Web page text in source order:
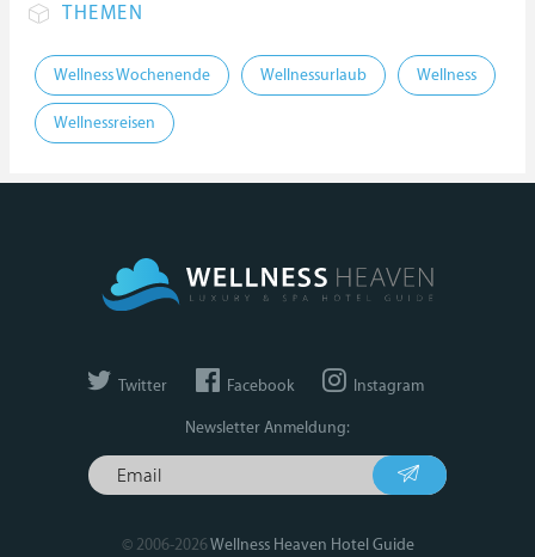
THEMEN
Wellness Wochenende Wellnessurlaub Wellness
Wellnessreisen
Twitter Facebook Instagram
Newsletter Anmeldung:
© 2006-2026Wellness Heaven Hotel Guide